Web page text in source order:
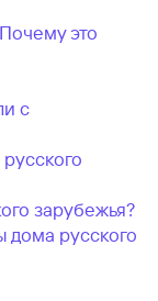
это
с
зарубежья?
дома русского